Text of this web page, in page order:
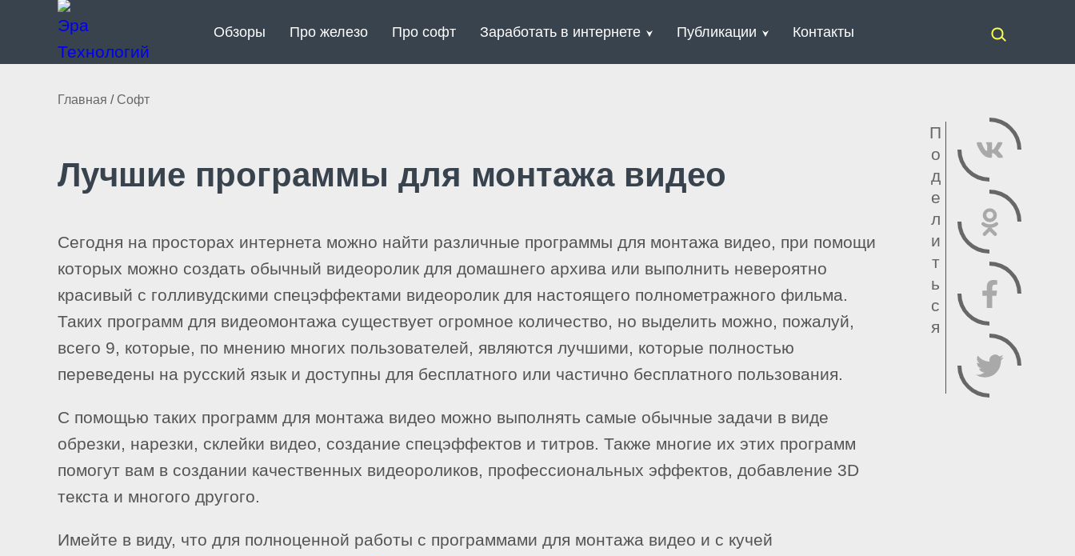
Обзоры Про железо Про софт Заработать в интернете Публикации Контакты
Главная / Софт
Лучшие программы для монтажа видео
Сегодня на просторах интернета можно найти различные программы для монтажа видео, при помощи
которых можно создать обычный видеоролик для домашнего архива или выполнить невероятно
красивый с голливудскими спецэффектами видеоролик для настоящего полнометражного фильма.
Таких программ для видеомонтажа существует огромное количество, но выделить можно, пожалуй,
всего 9, которые, по мнению многих пользователей, являются лучшими, которые полностью
переведены на русский язык и доступны для бесплатного или частично бесплатного пользования.
С помощью таких программ для монтажа видео можно выполнять самые обычные задачи в виде
обрезки, нарезки, склейки видео, создание спецэффектов и титров. Также многие их этих программ
помогут вам в создании качественных видеороликов, профессиональных эффектов, добавление 3D
текста и многого другого.
Имейте в виду, что для полноценной работы с программами для монтажа видео и с кучей
П
о
д
е
л
и
т
ь
с
я